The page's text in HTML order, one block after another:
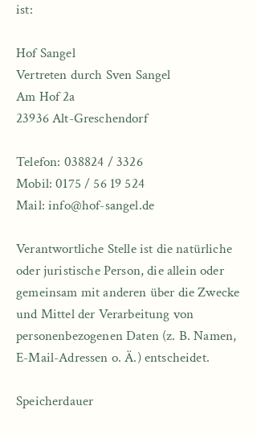
ist:
Hof Sangel
Vertreten durch Sven Sangel
Am Hof 2a
23936 Alt-Greschendorf
Telefon: 038824 / 3326
Mobil: 0175 / 56 19 524
Mail: info@hof-sangel.de
Verantwortliche Stelle ist die natürliche
oder juristische Person, die allein oder
gemeinsam mit anderen über die Zwecke
und Mittel der Verarbeitung von
personenbezogenen Daten (z. B. Namen,
E-Mail-Adressen o. Ä.) entscheidet.
Speicherdauer​